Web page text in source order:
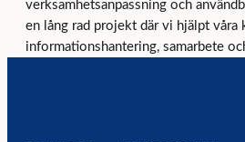
verksamhetsanpassning och
en lång rad projekt där vi hjälpt våra
informationshantering, samarbete